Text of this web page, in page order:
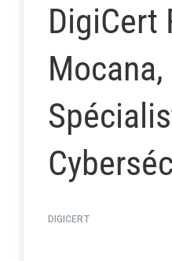
DigiCert
Mocana,
DIGICERT